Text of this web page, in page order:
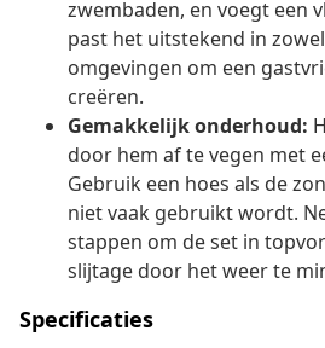
zwembaden, en voegt een
past het uitstekend in
omgevingen om een
creëren.
Gemakkelijk onderhoud:
door hem af te vegen met
Gebruik een hoes als de
niet vaak gebruikt wordt.
stappen om de set in
slijtage door het weer te
Specificaties